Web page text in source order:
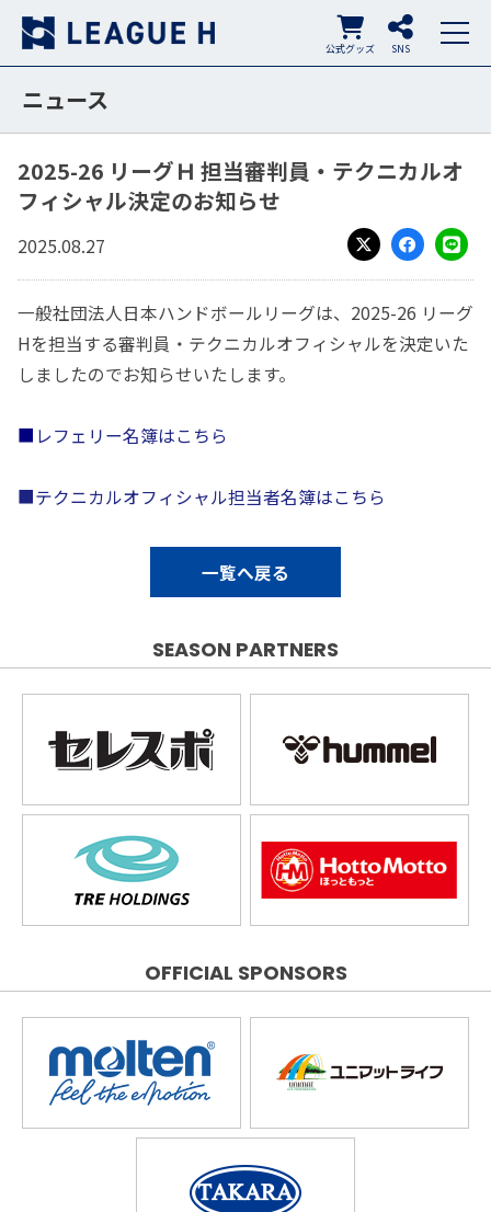
SNS
公式グッズ
ニュース
2025-26 リーグＨ 担当審判員・テクニカルオ
フィシャル決定のお知らせ
2025.08.27
X
Facebook
LINE
一般社団法人日本ハンドボールリーグは、2025-26 リーグ
Hを担当する審判員・テクニカルオフィシャルを決定いた
しましたのでお知らせいたします。
■ レフェリー名簿はこちら
■テクニカルオフィシャル担当者名簿はこちら
一覧へ戻る
SEASON PARTNERS
OFFICIAL SPONSORS